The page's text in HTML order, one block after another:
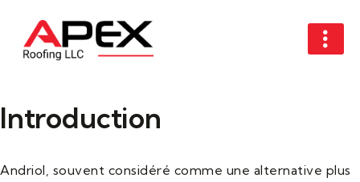
Introduction
Andriol, souvent considéré comme une alternative plus